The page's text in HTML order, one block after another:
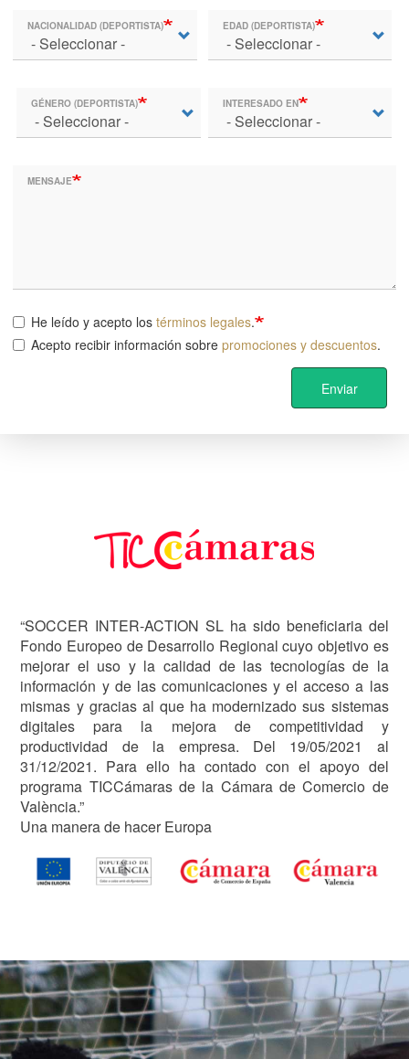
NACIONALIDAD (DEPORTISTA) EDAD (DEPORTISTA)
GÉNERO (DEPORTISTA) INTERESADO EN
MENSAJE
He leído y acepto los términos legales.
Acepto recibir información sobre promociones y descuentos.
Enviar
“SOCCER INTER-ACTION SL ha sido beneficiaria del
Fondo Europeo de Desarrollo Regional cuyo objetivo es
mejorar el uso y la calidad de las tecnologías de la
información y de las comunicaciones y el acceso a las
mismas y gracias al que ha modernizado sus sistemas
digitales para la mejora de competitividad y
productividad de la empresa. Del 19/05/2021 al
31/12/2021. Para ello ha contado con el apoyo del
programa TICCámaras de la Cámara de Comercio de
València.”
Una manera de hacer Europa
Image